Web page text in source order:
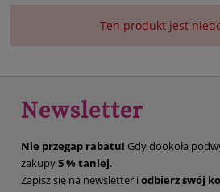
Ten produkt jest
Newsletter
Nie przegap rabatu! Gdy dookoła
zakupy5 % taniej.
Zapisz się na newsletter i odbierz swój